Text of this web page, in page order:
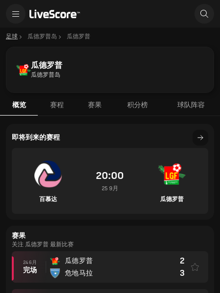
足球 瓜德罗普岛 瓜德罗普
瓜德罗普
瓜德罗普岛
概览 赛程 赛果 积分榜 球队阵容
即将到来的赛程
百慕达
20:00
25 9月
瓜德罗普
赛果
关注 瓜德罗普 最新比赛
24 6月
完场
瓜德罗普
危地马拉
2
3